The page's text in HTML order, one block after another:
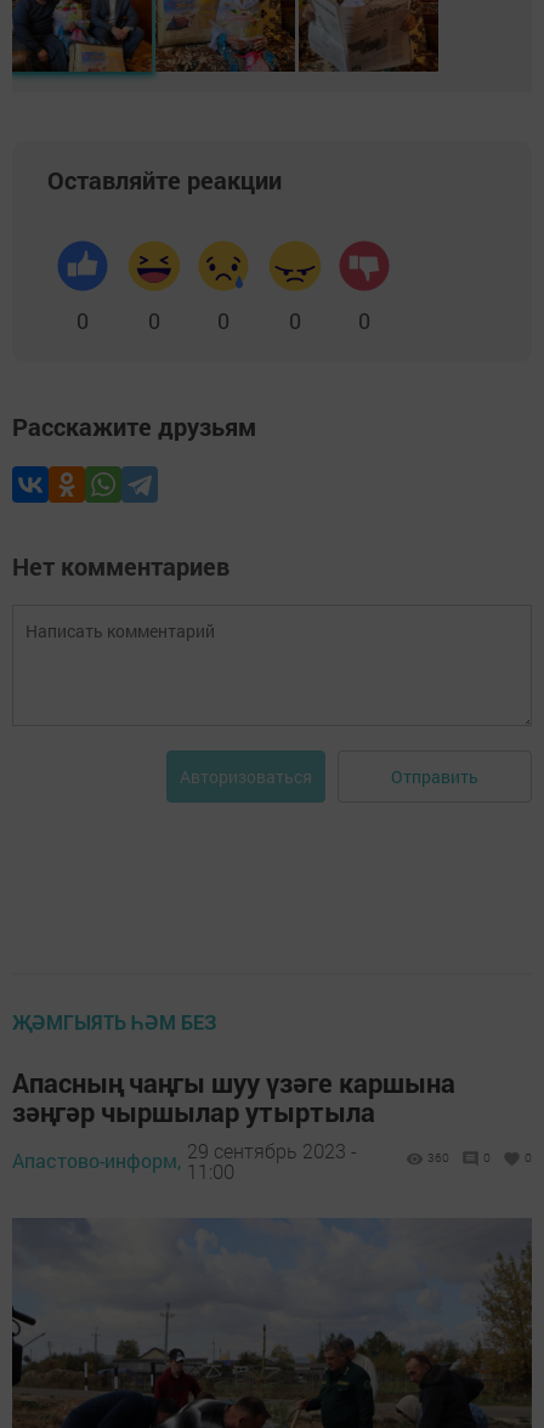
Оставляйте реакции
0 0 0 0 0
Расскажите друзьям
Нет комментариев
Авторизоваться Отправить
ҖӘМГЫЯТЬ ҺӘМ БЕЗ
Апасның чаңгы шуу үзәге каршына
зәңгәр чыршылар утыртыла
Апастово-информ, 29 сентябрь 2023 -
11:00
360 0 0